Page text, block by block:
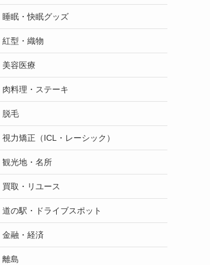
睡眠・快眠グッズ
紅型・織物
美容医療
肉料理・ステーキ
脱毛
視力矯正（ICL・レーシック）
観光地・名所
買取・リユース
道の駅・ドライブスポット
金融・経済
離島